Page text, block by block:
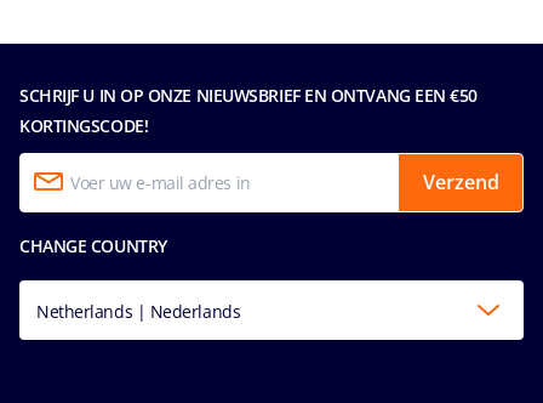
SCHRIJF U IN OP ONZE NIEUWSBRIEF EN ONTVANG EEN €50
KORTINGSCODE!
Verzend
CHANGE COUNTRY
Netherlands | Nederlands